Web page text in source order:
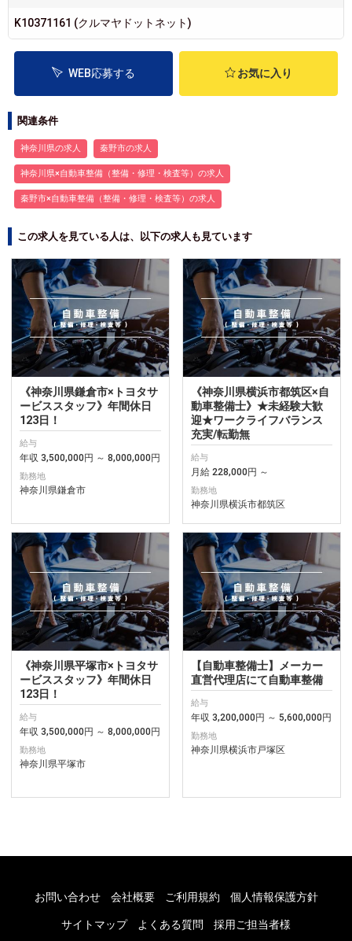
K10371161 (クルマヤドットネット)
WEB応募する お気に入り
関連条件
神奈川県の求人 秦野市の求人
神奈川県×自動車整備（整備・修理・検査等）の求人
秦野市×自動車整備（整備・修理・検査等）の求人
この求人を見ている人は、以下の求人も見ています
《神奈川県鎌倉市×トヨタサ
ービススタッフ》年間休日
123日！
給与
年収 3,500,000円 ～ 8,000,000円
勤務地
神奈川県鎌倉市
《神奈川県横浜市都筑区×自
動車整備士》★未経験大歓
迎★ワークライフバランス
充実/転勤無
給与
月給 228,000円 ～
勤務地
神奈川県横浜市都筑区
《神奈川県平塚市×トヨタサ
ービススタッフ》年間休日
123日！
給与
年収 3,500,000円 ～ 8,000,000円
勤務地
神奈川県平塚市
【自動車整備士】メーカー
直営代理店にて自動車整備
給与
年収 3,200,000円 ～ 5,600,000円
勤務地
神奈川県横浜市戸塚区
お問い合わせ 会社概要 ご利用規約 個人情報保護方針
サイトマップ よくある質問 採用ご担当者様